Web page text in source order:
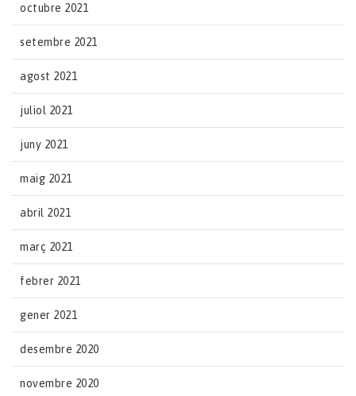
octubre 2021
setembre 2021
agost 2021
juliol 2021
juny 2021
maig 2021
abril 2021
març 2021
febrer 2021
gener 2021
desembre 2020
novembre 2020